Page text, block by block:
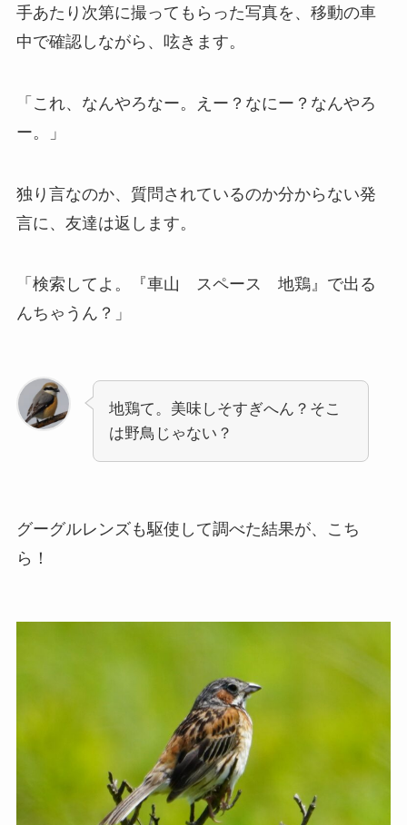
手あたり次第に撮ってもらった写真を、移動の車
中で確認しながら、呟きます。
「これ、なんやろなー。えー？なにー？なんやろ
ー。」
独り言なのか、質問されているのか分からない発
言に、友達は返します。
「検索してよ。『車山 スペース 地鶏』で出る
んちゃうん？」
地鶏て。美味しそすぎへん？そこ
は野鳥じゃない？
グーグルレンズも駆使して調べた結果が、こち
ら！